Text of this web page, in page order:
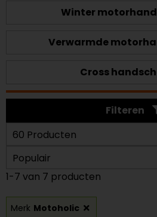
Winter
Verwarmde
Cross
Filteren
1-7 van 7 producten
Merk Motoholic